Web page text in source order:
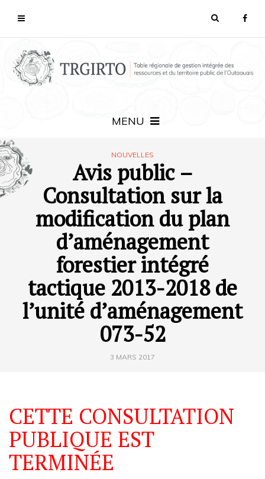
MENU
NOUVELLES
Avis public –
Consultation sur la
modification du plan
d’aménagement
forestier intégré
tactique 2013-2018 de
l’unité d’aménagement
073-52
3 MARS 2017
CETTE CONSULTATION
PUBLIQUE EST
TERMINÉE